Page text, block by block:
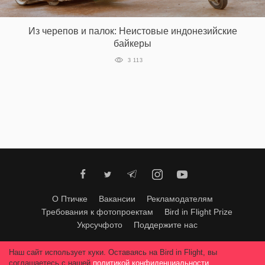
Из черепов и палок: Неистовые индонезийские
байкеры
3 113
О Птичке Вакансии
Рекламодателям
Требования к фотопроектам
Bird in Flight Prize
Укрсучфото
Поддержите нас
Любое использование материалов допускается только с согласия
редакции.© 2026, Bird In Flight.
Наш сайт использует куки. Оставаясь на Bird in Flight, вы
соглашаетесь с нашей политикой конфиденциальности